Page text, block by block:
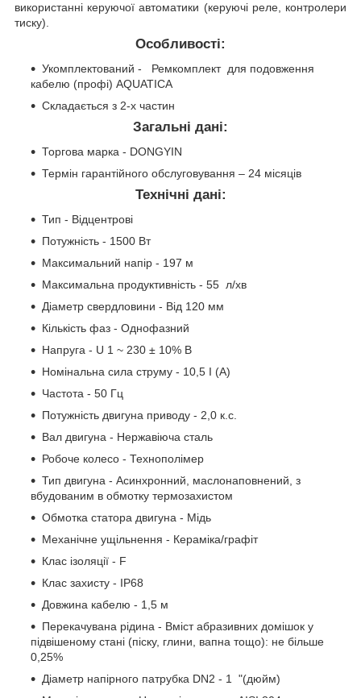
використанні керуючої автоматики (керуючі реле, контролери
тиску).
Особливості:
Укомплектований - Ремкомплект для подовження
кабелю (профі) AQUATICA
Складається з 2-х частин
Загальні дані:
Торгова марка - DONGYIN
Термін гарантійного обслуговування – 24 місяців
Технічні дані:
Тип - Відцентрові
Потужність - 1500 Вт
Максимальний напір - 197 м
Максимальна продуктивність - 55 л/хв
Діаметр свердловини - Від 120 мм
Кількість фаз - Однофазний
Напруга - U 1 ~ 230 ± 10% В
Номінальна сила струму - 10,5 I (А)
Частота - 50 Гц
Потужність двигуна приводу - 2,0 к.с.
Вал двигуна - Нержавіюча сталь
Робоче колесо - Технополімер
Тип двигуна - Асинхронний, маслонаповнений, з
вбудованим в обмотку термозахистом
Обмотка статора двигуна - Мідь
Механічне ущільнення - Кераміка/графіт
Клас ізоляції - F
Клас захисту - IP68
Довжина кабелю - 1,5 м
Перекачувана рідина - Вміст абразивних домішок у
підвішеному стані (піску, глини, вапна тощо): не більше
0,25%
Діаметр напірного патрубка DN2 - 1 "(дюйм)